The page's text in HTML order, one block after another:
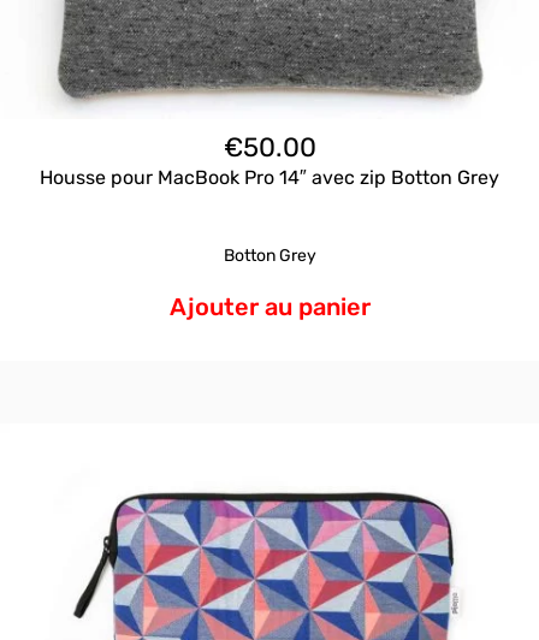
€50.00
Housse pour MacBook Pro 14″ avec zip Botton Grey
Botton Grey
Ajouter au panier